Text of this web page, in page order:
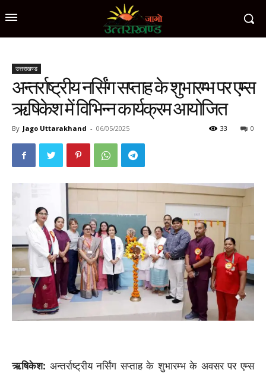
उत्तराखण्ड
अन्तर्राष्ट्रीय नर्सिंग सप्ताह के शुभारम्भ पर एम्स
ऋषिकेश में विभिन्न कार्यक्रम आयोजित
By Jago Uttarakhand - 06/05/2025 0
33
ऋषिकेश: अन्तर्राष्ट्रीय नर्सिंग सप्ताह के शुभारम्भ के अवसर पर एम्स